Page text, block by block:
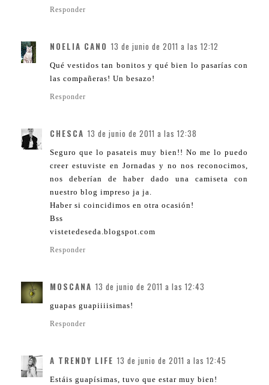
Responder
NOELIA CANO 13 de junio de 2011 a las 12:12
Qué vestidos tan bonitos y qué bien lo pasarías con
las compañeras! Un besazo!
Responder
CHESCA 13 de junio de 2011 a las 12:38
Seguro que lo pasateis muy bien!! No me lo puedo
creer estuviste en Jornadas y no nos reconocimos,
nos deberían de haber dado una camiseta con
nuestro blog impreso ja ja.
Haber si coincidimos en otra ocasión!
Bss
vistetedeseda.blogspot.com
Responder
MOSCANA 13 de junio de 2011 a las 12:43
guapas guapiiiisimas!
Responder
A TRENDY LIFE 13 de junio de 2011 a las 12:45
Estáis guapísimas, tuvo que estar muy bien!